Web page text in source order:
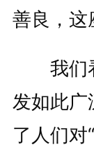
善良，这
我们看
发如此广
了人们对